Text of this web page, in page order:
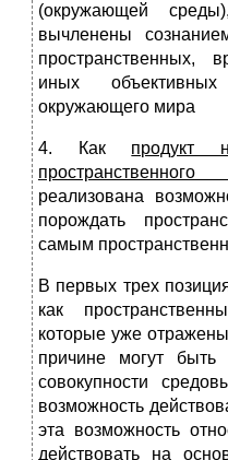
(окружающей
вычленены
пространственных,
иных
окружающего мира
4. Как продукт
пространственного
реализована
порождать
самым
В первых трех
как
которые уже
причине могут быть
совокупности
возможность
эта возможность
действовать на